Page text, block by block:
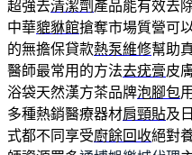
超強去清潔劑 產品能有效去
中華貔貅館搶奪市場質營可
的無擔保貸款熱泵維修幫助
醫師最常用的方法去疣膏皮
浴袋天然漢方茶品牌泡腳包
多種熱銷醫療器材肩頸貼及
式都不同享受廚餘回收絕對